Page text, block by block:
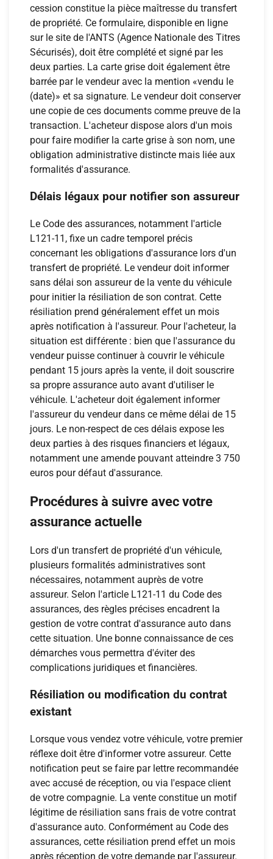
cession constitue la pièce maîtresse du transfert
de propriété. Ce formulaire, disponible en ligne
sur le site de l'ANTS (Agence Nationale des Titres
Sécurisés), doit être complété et signé par les
deux parties. La carte grise doit également être
barrée par le vendeur avec la mention «vendu le
(date)» et sa signature. Le vendeur doit conserver
une copie de ces documents comme preuve de la
transaction. L'acheteur dispose alors d'un mois
pour faire modifier la carte grise à son nom, une
obligation administrative distincte mais liée aux
formalités d'assurance.
Délais légaux pour notifier son assureur
Le Code des assurances, notamment l'article
L121-11, fixe un cadre temporel précis
concernant les obligations d'assurance lors d'un
transfert de propriété. Le vendeur doit informer
sans délai son assureur de la vente du véhicule
pour initier la résiliation de son contrat. Cette
résiliation prend généralement effet un mois
après notification à l'assureur. Pour l'acheteur, la
situation est différente : bien que l'assurance du
vendeur puisse continuer à couvrir le véhicule
pendant 15 jours après la vente, il doit souscrire
sa propre assurance auto avant d'utiliser le
véhicule. L'acheteur doit également informer
l'assureur du vendeur dans ce même délai de 15
jours. Le non-respect de ces délais expose les
deux parties à des risques financiers et légaux,
notamment une amende pouvant atteindre 3 750
euros pour défaut d'assurance.
Procédures à suivre avec votre
assurance actuelle
Lors d'un transfert de propriété d'un véhicule,
plusieurs formalités administratives sont
nécessaires, notamment auprès de votre
assureur. Selon l'article L121-11 du Code des
assurances, des règles précises encadrent la
gestion de votre contrat d'assurance auto dans
cette situation. Une bonne connaissance de ces
démarches vous permettra d'éviter des
complications juridiques et financières.
Résiliation ou modification du contrat
existant
Lorsque vous vendez votre véhicule, votre premier
réflexe doit être d'informer votre assureur. Cette
notification peut se faire par lettre recommandée
avec accusé de réception, ou via l'espace client
de votre compagnie. La vente constitue un motif
légitime de résiliation sans frais de votre contrat
d'assurance auto. Conformément au Code des
assurances, cette résiliation prend effet un mois
après réception de votre demande par l'assureur.